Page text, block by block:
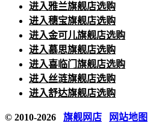
进入雅兰旗舰店选购
进入穗宝旗舰店选购
进入金可儿旗舰店选购
进入慕思旗舰店选购
进入喜临门旗舰店选购
进入丝涟旗舰店选购
进入舒达旗舰店选购
© 2010-2026 旗舰网店 网站地图